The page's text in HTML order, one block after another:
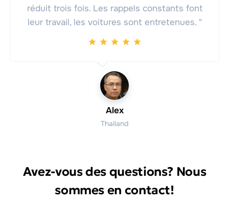
réduit trois fois. Les rappels constants font
leur travail, les voitures sont entretenues. "
Alex
Thailand
Avez-vous des questions? Nous
sommes en contact!